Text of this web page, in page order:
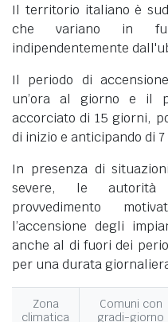
Il territorio italiano è
che variano in
indipendentemente
Il periodo di
un’ora al giorno e il
accorciato di 15 giorni,
di inizio e anticipando di
In presenza di
severe, le autorità
provvedimento
l’accensione degli
anche al di fuori dei
per una durata
Zona
climatica
Comuni con
gradi-giorno